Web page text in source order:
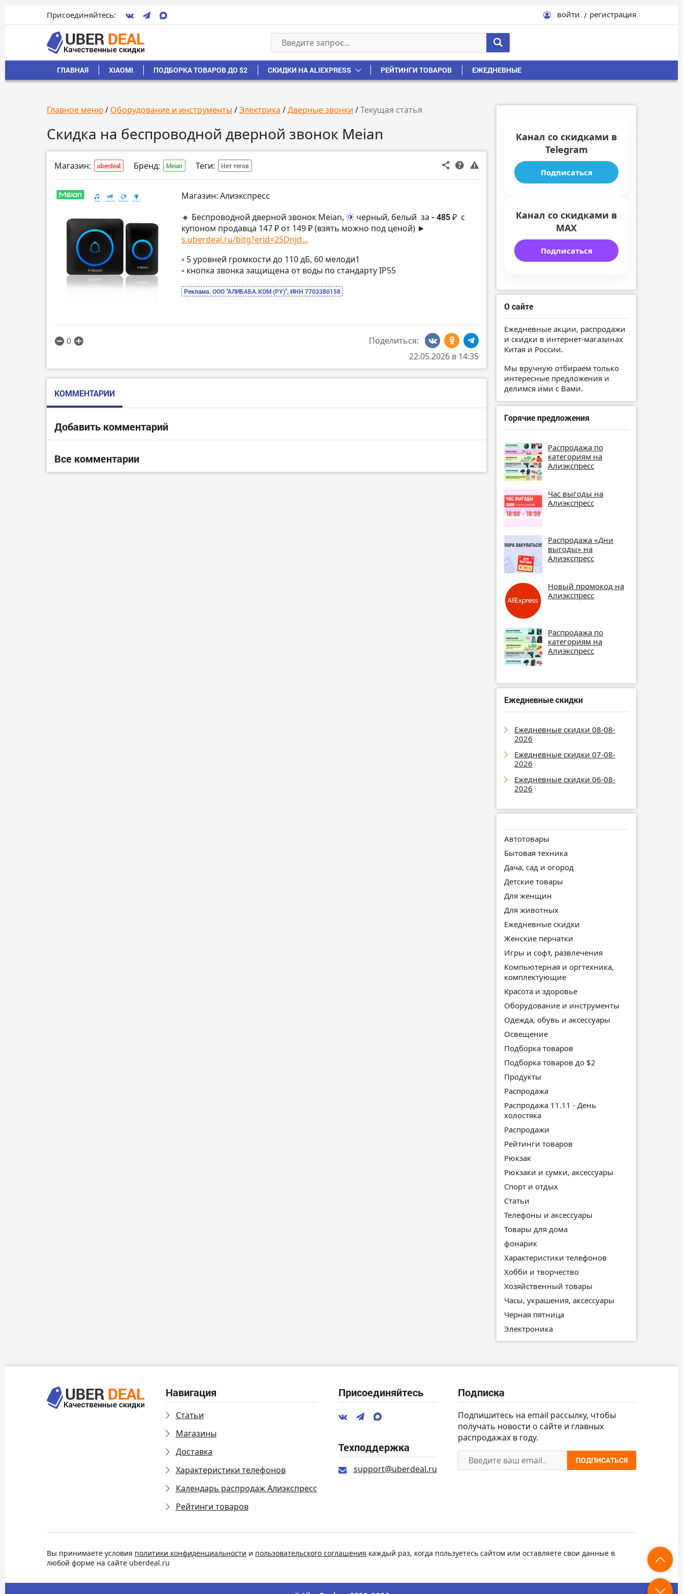
Присоединяйтесь: войти регистрация
ГЛАВНАЯ XIAOMI ПОДБОРКА ТОВАРОВ ДО $2 СКИДКИ НА ALIEXPRESS РЕЙТИНГИ ТОВАРОВ ЕЖЕДНЕВНЫЕ
Главное меню/ Оборудование и инструменты /Электрика /Дверные звонки /Текущая статья
Скидка на беспроводной дверной звонок Meian
Магазин: uberdeal Бренд: Meian Теги: Нет тегов
Магазин: Алиэкспресс
🔸 Беспроводной дверной звонок Meian,
черный, белый за - 485 ₽ с
купоном продавца 147 ₽ от 149 ₽ (взять можно под ценой) ►
s.uberdeal.ru/bitg?erid=2SDnjd...
▫️ 5 уровней громкости до 110 дБ, 60 мелоди1
▫️ кнопка звонка защищена от воды по стандарту IP55
Реклама. ООО “АЛИБАБА.КОМ (РУ)”, ИНН 7703380158
0
Поделиться:
22.05.2026 в 14:35
КОММЕНТАРИИ
Добавить комментарий
Все комментарии
Канал со скидками в
Telegram
Подписаться
Канал со скидками в
MAX
Подписаться
О сайте
Ежедневные акции, распродажи
и скидки в интернет-магазинах
Китая и России.
Мы вручную отбираем только
интересные предложения и
делимся ими с Вами.
Горячие предложения
Распродажа по
категориям на
Алиэкспресс
Час выгоды на
Алиэкспресс
Распродажа «Дни
выгоды» на
Алиэкспресс
Новый промокод на
Алиэкспресс
Распродажа по
категориям на
Алиэкспресс
Ежедневные скидки
Ежедневные скидки 08-08-
2026
Ежедневные скидки 07-08-
2026
Ежедневные скидки 06-08-
2026
Автотовары
Бытовая техника
Дача, сад и огород
Детские товары
Для женщин
Для животных
Ежедневные скидки
Женские перчатки
Игры и софт, развлечения
Компьютерная и оргтехника,
комплектующие
Красота и здоровье
Оборудование и инструменты
Одежда, обувь и аксессуары
Освещение
Подборка товаров
Подборка товаров до $2
Продукты
Распродажа
Распродажа 11.11 - День
холостяка
Распродажи
Рейтинги товаров
Рюкзак
Рюкзаки и сумки, аксессуары
Спорт и отдых
Статьи
Телефоны и аксессуары
Товары для дома
фонарик
Характеристики телефонов
Хобби и творчество
Хозяйственный товары
Часы, украшения, аксессуары
Черная пятница
Электроника
Навигация
Статьи
Магазины
Доставка
Характеристики телефонов
Календарь распродаж Алиэкспресс
Рейтинги товаров
Присоединяйтесь
Техподдержка
support@uberdeal.ru
Подписка
Подпишитесь на email рассылку, чтобы
получать новости о сайте и главных
распродажах в году.
ПОДПИСАТЬСЯ
Вы принимаете условия политики конфиденциальности и пользовательского соглашения каждый раз, когда пользуетесь сайтом или оставляете свои данные в
любой форме на сайте uberdeal.ru